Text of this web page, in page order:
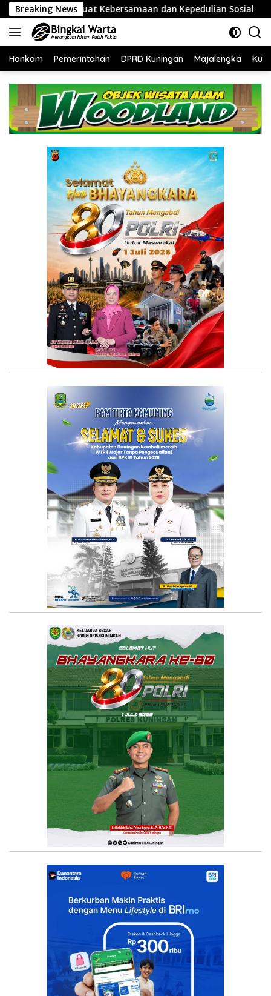
Langsung
ke
konten
Breaking Newsdan Kepedulian Sosial Kebakaran
Hankam Pemerintahan DPRD Kuningan Majalengka